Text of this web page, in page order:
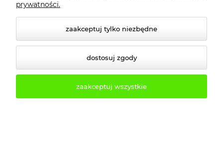
© 2026 2b3d.pl. Wszelkie prawa zastrzeżone.
prywatności.
zaakceptuj tylko niezbędne
dostosuj zgody
zaakceptuj wszystkie